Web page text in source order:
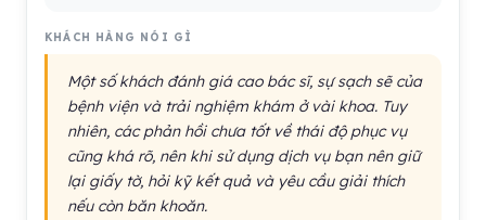
KHÁCH HÀNG NÓI GÌ
Một số khách đánh giá cao bác sĩ, sự sạch sẽ của
bệnh viện và trải nghiệm khám ở vài khoa. Tuy
nhiên, các phản hồi chưa tốt về thái độ phục vụ
cũng khá rõ, nên khi sử dụng dịch vụ bạn nên giữ
lại giấy tờ, hỏi kỹ kết quả và yêu cầu giải thích
nếu còn băn khoăn.